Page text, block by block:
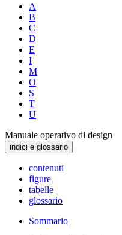
A
B
C
D
E
I
M
O
S
T
U
Manuale operativo di design
indici e glossario
contenuti
figure
tabelle
glossario
Sommario